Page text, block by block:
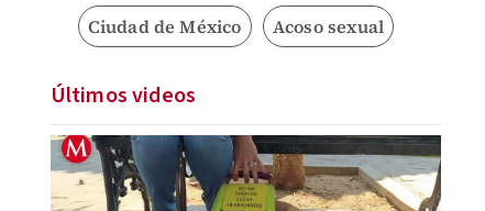
Ciudad de México Acoso sexual
Últimos videos